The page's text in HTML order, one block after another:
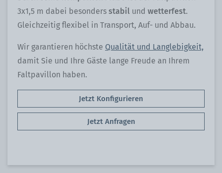
3x1,5 m dabei besonders stabil und wetterfest.
Gleichzeitig flexibel in Transport, Auf- und Abbau.
Wir garantieren höchste Qualität und Langlebigkeit,
damit Sie und Ihre Gäste lange Freude an Ihrem
Faltpavillon haben.
Jetzt Konfigurieren
Jetzt Anfragen